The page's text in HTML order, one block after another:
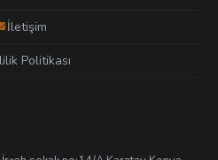
İletişim
Politikası